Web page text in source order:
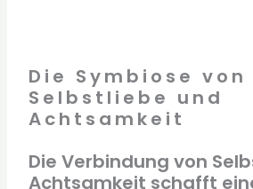
Die Symbiose von
Selbstliebe und
Achtsamkeit
Die Verbindung von
Achtsamkeit schafft